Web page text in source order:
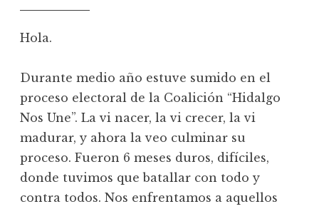
Hola.
Durante medio año estuve sumido en el
proceso electoral de la Coalición “Hidalgo
Nos Une”. La vi nacer, la vi crecer, la vi
madurar, y ahora la veo culminar su
proceso. Fueron 6 meses duros, difíciles,
donde tuvimos que batallar con todo y
contra todos. Nos enfrentamos a aquellos